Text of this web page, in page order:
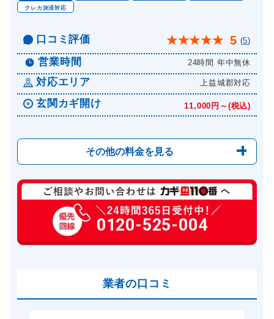
クレカ決済対応
口コミ評価 ★★★★★ 5 (5)
営業時間 24時間 年中無休
対応エリア 上益城郡対応
玄関カギ開け 11,000円～(税込)
その他の料金を見る
玄関カギ修理 6,600円～(税込)
玄関カギ交換 14,300円～(税込)
車カギ開け 13,200円～(税込)
スーツケースカギ開け
0120-525-004
業者の口コミ